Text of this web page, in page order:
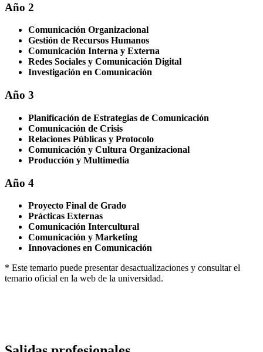
Año 2
Comunicación Organizacional
Gestión de Recursos Humanos
Comunicación Interna y Externa
Redes Sociales y Comunicación Digital
Investigación en Comunicación
Año 3
Planificación de Estrategias de Comunicación
Comunicación de Crisis
Relaciones Públicas y Protocolo
Comunicación y Cultura Organizacional
Producción y Multimedia
Año 4
Proyecto Final de Grado
Prácticas Externas
Comunicación Intercultural
Comunicación y Marketing
Innovaciones en Comunicación
* Este temario puede presentar desactualizaciones y consultar el
temario oficial en la web de la universidad.